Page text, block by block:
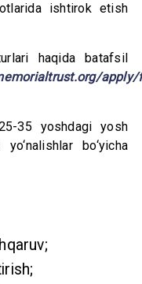
ishtirok etish
haqida batafsil
apply/
35 yoshdagi yosh
bo‘yicha